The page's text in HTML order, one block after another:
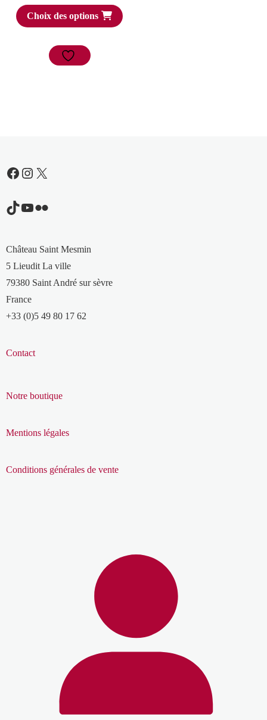
Choix des options
Facebook
Instagram
X
TikTok
YouTube
Flickr
Château Saint Mesmin
5 Lieudit La ville
79380 Saint André sur sèvre
France
+33 (0)5 49 80 17 62
Contact
Notre boutique
Mentions légales
Conditions générales de vente